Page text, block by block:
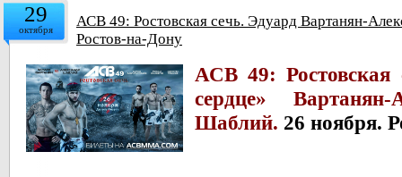
29
октября
АСВ 49: Ростовская сечь. Эдуард Вартанян-
Ростов-на-Дону
АСВ 49: Ростовская
сердце» Вартанян-
Шаблий. 26 ноября.